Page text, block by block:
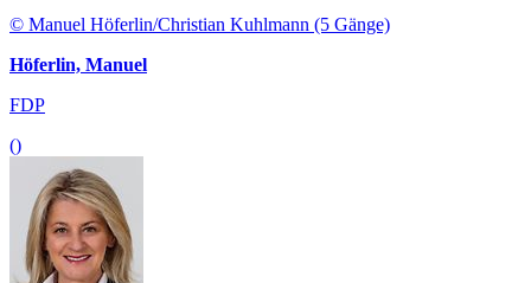
© Manuel Höferlin/Christian Kuhlmann (5 Gänge)
Höferlin, Manuel
FDP
()